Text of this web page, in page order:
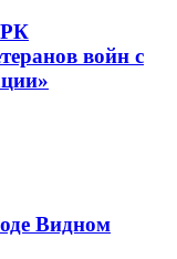
РК
войн с
Видном